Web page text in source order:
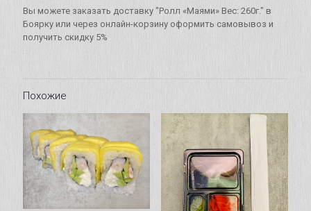
260г.
Вы можете заказать доставку "Ролл «Маями» Вес: 260г." в
Боярку или через онлайн-корзину оформить самовывоз и
получить скидку 5%
Похожие